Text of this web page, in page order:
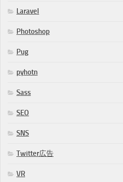
Laravel
Photoshop
Pug
pyhotn
Sass
SEO
SNS
Twitter広告
VR